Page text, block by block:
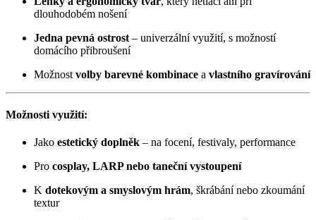
dlouhodobém nošení
Jedna pevná ostrost – univerzální využití, s možností
domácího přibroušení
Možnost volby barevné kombinace a vlastního gravírování
Možnosti využití:
Jako estetický doplněk – na focení, festivaly, performance
Pro cosplay, LARP nebo taneční vystoupení
K dotekovým a smyslovým hrám, škrábání nebo zkoumání
textur